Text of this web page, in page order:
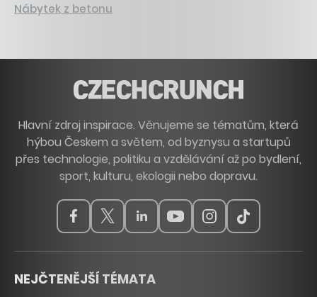
Nábytek z betonu
Hlavní zdroj inspirace. Věnujeme se tématům, která
hýbou Českem a světem, od byznysu a startupů
přes technologie, politiku a vzdělávání až po bydlení,
sport, kulturu, ekologii nebo dopravu.
NEJČTENĚJŠÍ TÉMATA